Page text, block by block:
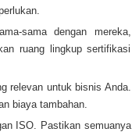
sama dengan mereka,
ruang lingkup sertifikasi
relevan untuk bisnis Anda.
biaya tambahan.
ISO. Pastikan semuanya